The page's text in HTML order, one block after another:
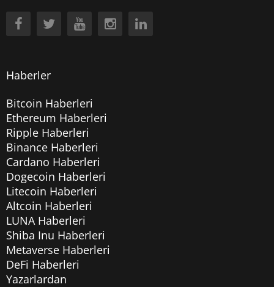
Haberler
Bitcoin Haberleri
Ethereum Haberleri
Ripple Haberleri
Binance Haberleri
Cardano Haberleri
Dogecoin Haberleri
Litecoin Haberleri
Altcoin Haberleri
LUNA Haberleri
Shiba Inu Haberleri
Metaverse Haberleri
DeFi Haberleri
Yazarlardan